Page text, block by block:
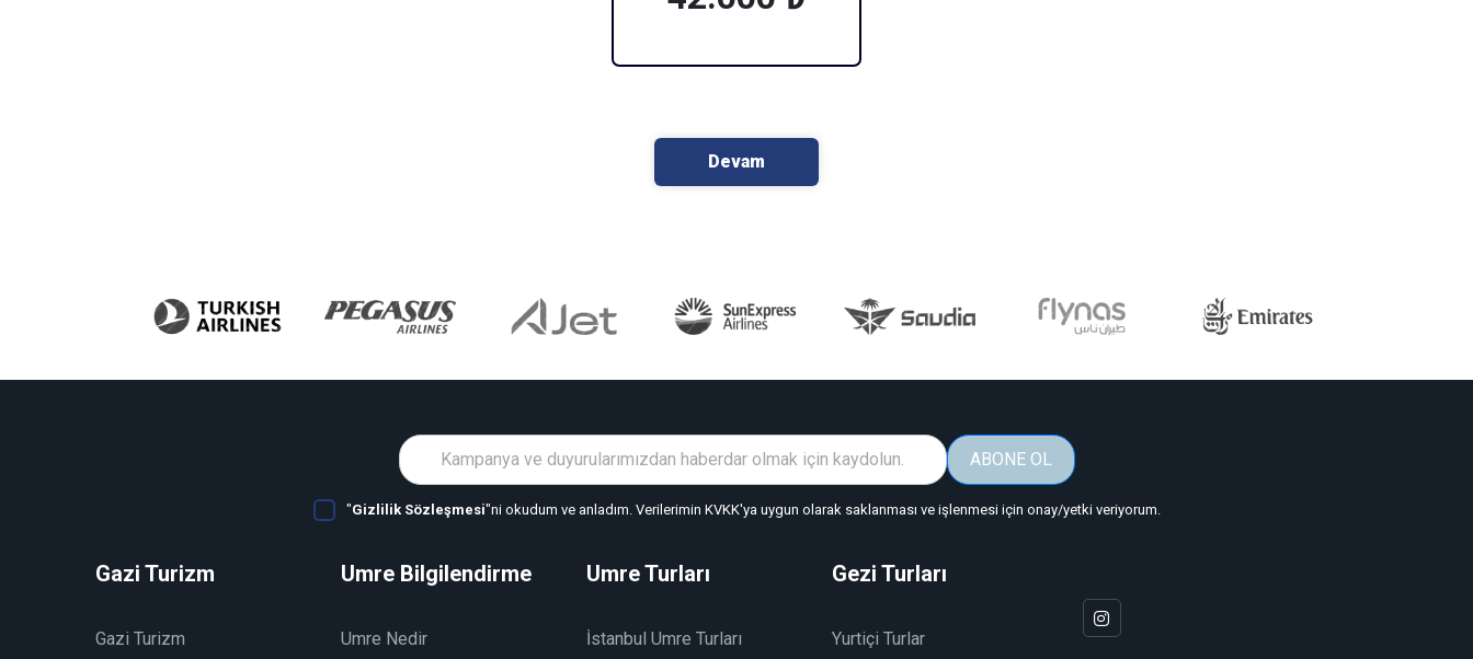
Devam
ABONE OL
"Gizlilik Sözleşmesi"ni okudum ve anladım. Verilerimin KVKK'ya uygun olarak saklanması ve işlenmesi için onay/yetki veriyorum.
Gazi Turizm
Gazi Turizm
Umre Bilgilendirme
Umre Nedir
Umre Turları
İstanbul Umre Turları
Gezi Turları
Yurtiçi Turlar